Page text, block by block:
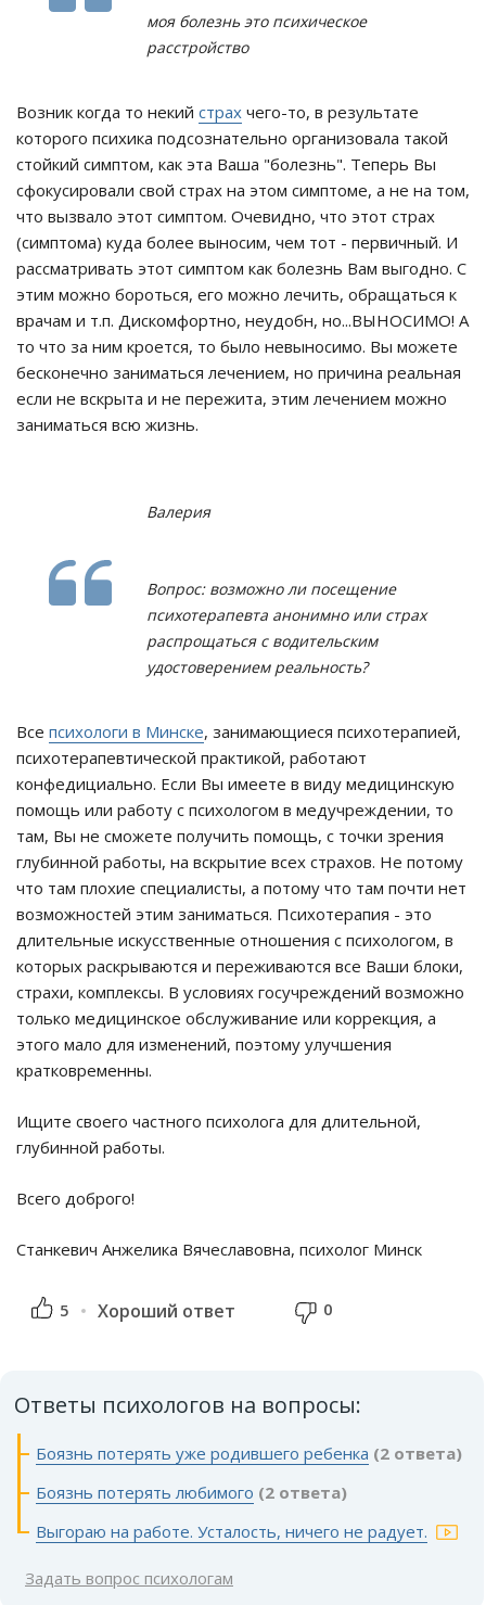
моя болезнь это психическое
расстройство
Возник когда то некий страх чего-то, в результате
которого психика подсознательно организовала такой
стойкий симптом, как эта Ваша "болезнь". Теперь Вы
сфокусировали свой страх на этом симптоме, а не на том,
что вызвало этот симптом. Очевидно, что этот страх
(симптома) куда более выносим, чем тот - первичный. И
рассматривать этот симптом как болезнь Вам выгодно. С
этим можно бороться, его можно лечить, обращаться к
врачам и т.п. Дискомфортно, неудобн, но...ВЫНОСИМО! А
то что за ним кроется, то было невыносимо. Вы можете
бесконечно заниматься лечением, но причина реальная
если не вскрыта и не пережита, этим лечением можно
заниматься всю жизнь.
Валерия
Вопрос: возможно ли посещение
психотерапевта анонимно или страх
распрощаться с водительским
удостоверением реальность?
Все психологи в Минске, занимающиеся психотерапией,
психотерапевтической практикой, работают
конфедициально. Если Вы имеете в виду медицинскую
помощь или работу с психологом в медучреждении, то
там, Вы не сможете получить помощь, с точки зрения
глубинной работы, на вскрытие всех страхов. Не потому
что там плохие специалисты, а потому что там почти нет
возможностей этим заниматься. Психотерапия - это
длительные искусственные отношения с психологом, в
которых раскрываются и переживаются все Ваши блоки,
страхи, комплексы. В условиях госучреждений возможно
только медицинское обслуживание или коррекция, а
этого мало для изменений, поэтому улучшения
кратковременны.
Ищите своего частного психолога для длительной,
глубинной работы.
Всего доброго!
Станкевич Анжелика Вячеславовна, психолог Минск
5 Хороший ответ 0
Ответы психологов на вопросы:
Боязнь потерять уже родившего ребенка (2 ответа)
Боязнь потерять любимого (2 ответа)
Выгораю на работе. Усталость, ничего не радует.
Задать вопрос психологам